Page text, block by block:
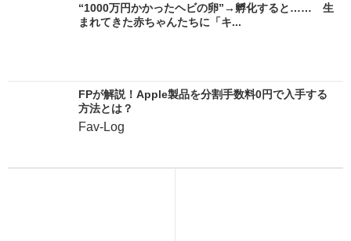
“1000万円かかったヘビの卵”→孵化すると…… 生
まれてきた赤ちゃんたちに「キ...
FPが解説！Apple製品を分割手数料0円で入手する
方法とは？
Fav-Log